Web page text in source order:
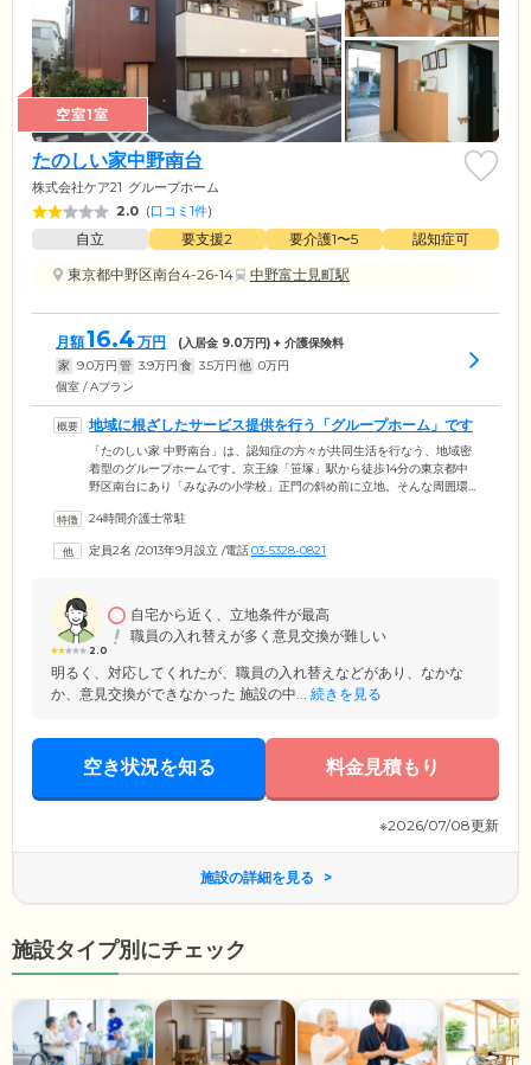
空室1室
たのしい家中野南台
株式会社ケア21 グループホーム
2.0 (口コミ1件)
自立 要支援2 要介護1〜5
認知症可
東京都中野区南台4-26-14
中野富士見町駅
月額16.4 万円 (入居金 9.0万円) + 介護保険料
家 9.0万円 管 3.9万円 食 3.5万円 他 0万円
個室 / Aプラン
地域に根ざしたサービス提供を行う「グループホーム」です
「たのしい家 中野南台」は、認知症の方々が共同生活を行なう、地域密
着型のグループホームです。京王線「笹塚」駅から徒歩14分の東京都中
野区南台にあり「みなみの小学校」正門の斜め前に立地。そんな周囲環
る小学校や近所の福祉センターなどの社会資源を活用し、地域の方々と
りなどの地域行事にも参加しています。また、近くのパン屋さんや商店
24時間介護士常駐
定員2名 /2013年9月設立 /電話03-5328-0821
2.0
自宅から近く、立地条件が最高
職員の入れ替えが多く意見交換が難しい
明るく、対応してくれたが、職員の入れ替えなどがあり、なかな
か、意見交換ができなかった 施設の中... 続きを見る
空き状況を知る 料金見積もり
※2026/07/08更新
施設の詳細を見る
施設タイプ別にチェック